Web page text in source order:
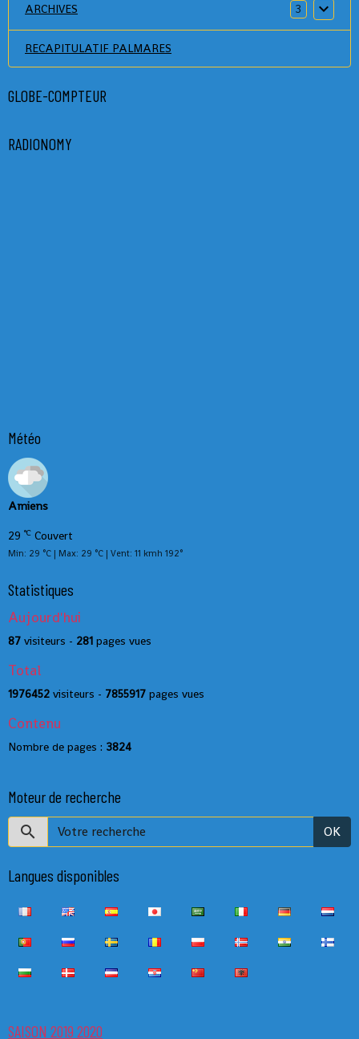
ARCHIVES 3
RECAPITULATIF PALMARES
GLOBE-COMPTEUR
RADIONOMY
Météo
Amiens
29 °C Couvert
Min: 29 °C | Max: 29 °C | Vent: 11 kmh 192°
Statistiques
Aujourd'hui
87 visiteurs - 281 pages vues
Total
1976452 visiteurs - 7855917 pages vues
Contenu
Nombre de pages : 3824
Moteur de recherche
OK
Langues disponibles
SAISON 2019 2020